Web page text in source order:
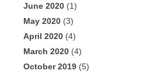
June 2020 (1)
May 2020 (3)
April 2020 (4)
March 2020 (4)
October 2019 (5)